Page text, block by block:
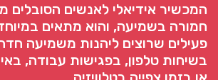
המכשיר אידיאלי לאנשים הסובלים
חמורה בשמיעה, והוא מתאים
פעילים שרוצים ליהנות משמיעה
בשיחות טלפון, בפגישות עבודה,